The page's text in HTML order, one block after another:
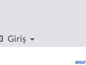
Giriş